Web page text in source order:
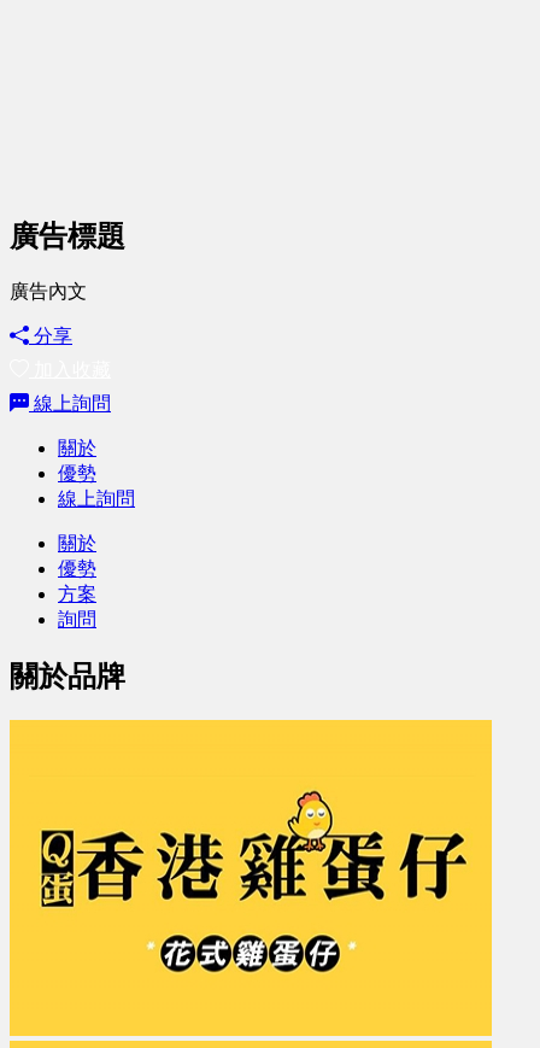
廣告標題
廣告內文
分享
線上詢問
關於
優勢
線上詢問
關於
優勢
方案
詢問
關於品牌